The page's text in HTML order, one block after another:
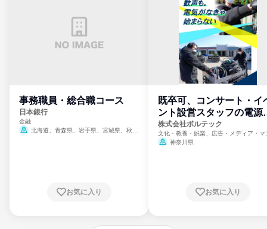
事務職員・総合職コース
日本銀行
金融
北海道、青森県、岩手県、宮城県、秋田
崎県、熊本県、大分県、宮崎県、鹿児島県、
お気に入り
既卒可、コンサート・イ
ント設営スタッフの電源
門
株式会社ボルテック
文化・教養・娯楽、広告・メディア・マ
ミ、電力・ガス・水道・エネルギー
神奈川県
お気に入り